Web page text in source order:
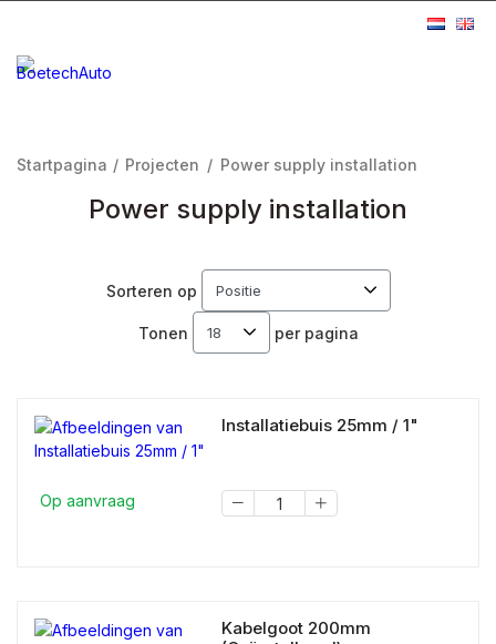
Startpagina / Projecten / Power supply installation
Power supply installation
Sorteren op
Tonen per pagina
Op aanvraag
Installatiebuis 25mm / 1"
Kabelgoot 200mm